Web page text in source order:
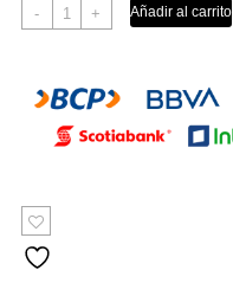
-
CAJA
CUPCAKE
cantidad
+ Añadir al carrito